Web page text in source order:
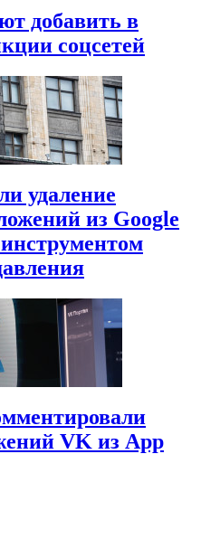
добавить в
соцсетей
удаление
из Google
VK из App